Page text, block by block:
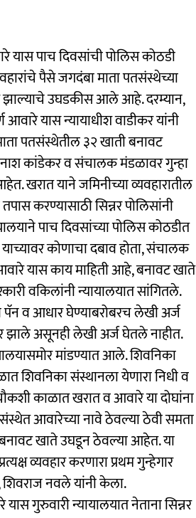
यास पाच दिवसांची पोलिस कोठडी
पैसे जगदंबा माता पतसंस्थेच्या
झाल्याचे उघडकीस आले आहे. दरम्यान,
यास न्यायाधीश वाडीकर यांनी
पतसंस्थेतील ३२ खाती बनावट
कांडेकर व संचालक मंडळावर गुन्हा
खरात याने जमिनीच्या व्यवहारातील
करण्यासाठी सिन्नर पोलिसांनी
पाच दिवसांच्या पोलिस कोठडीत
कोणाचा दबाव होता, संचालक
यास काय माहिती आहे, बनावट खाते
वकिलांनी न्यायालयात सांगितले.
व आधार घेण्याबरोबरच लेखी अर्ज
असूनही लेखी अर्ज घेतले नाहीत.
मांडण्यात आले. शिवनिका
शिवनिका संस्थानला येणारा निधी व
काळात खरात व आवारे या दोघांना
आवारेच्या नावे ठेवल्या ठेवी समता
खाते उघडून ठेवल्या आहेत. या
व्यवहार करणारा प्रथम गुन्हेगार
नवले यांनी केला.
गुरुवारी न्यायालयात नेताना सिन्नर